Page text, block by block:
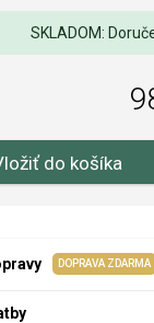
v kompletnom
SKLADOM:
do košíka
DOPRAVA ZDARMA